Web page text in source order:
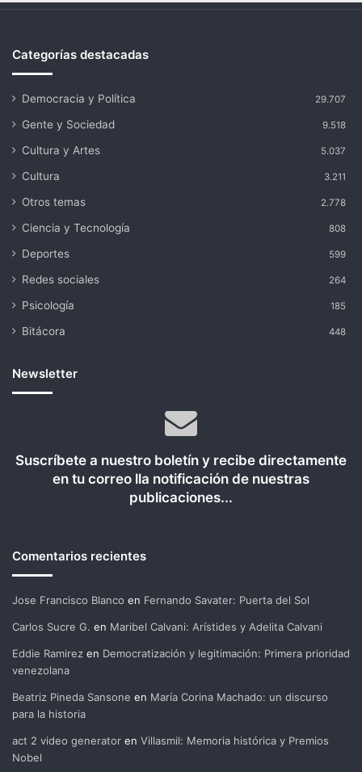
Categorías destacadas
Democracia y Política 29.707
Gente y Sociedad 9.518
Cultura y Artes 5.037
Cultura 3.211
Otros temas 2.778
Ciencia y Tecnología 808
Deportes 599
Redes sociales 264
Psicología 185
Bitácora 448
Newsletter
Suscríbete a nuestro boletín y recibe directamente
en tu correo lla notificación de nuestras
publicaciones...
Comentarios recientes
Jose Francisco Blanco en Fernando Savater: Puerta del Sol
Carlos Sucre G. en Maribel Calvani: Arístides y Adelita Calvani
Eddie Ramirez en Democratización y legitimación: Primera prioridad
venezolana
Beatriz Pineda Sansone en María Corina Machado: un discurso
para la historia
act 2 video generator en Villasmil: Memoria histórica y Premios
Nobel